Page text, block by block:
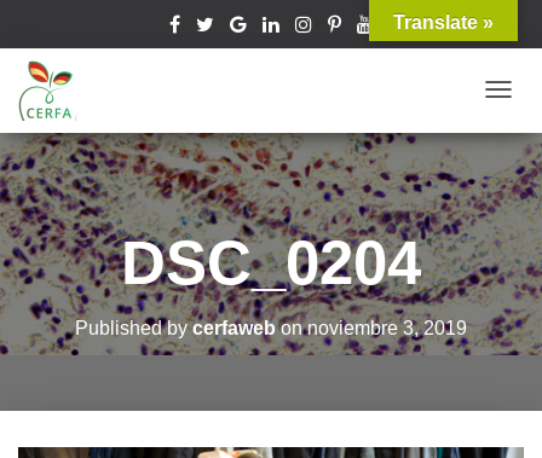
O
G
G
L
E
A
V
G
A
DSC_0204
Published bycerfawebonnoviembre 3, 2019
Translate »